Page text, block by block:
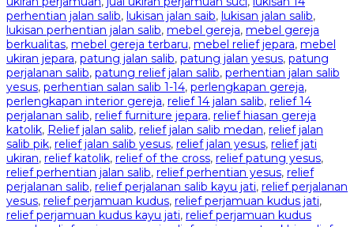
perhentian jalan salib, lukisan jalan saib, lukisan jalan salib,
lukisan perhentian jalan salib, mebel gereja, mebel gereja
berkualitas, mebel gereja terbaru, mebel relief jepara, mebel
ukiran jepara, patung jalan salib, patung jalan yesus, patung
perjalanan salib, patung relief jalan salib, perhentian jalan salib
yesus, perhentian salan salib 1-14, perlengkapan gereja,
perlengkapan interior gereja, relief 14 jalan salib, relief 14
perjalanan salib, relief furniture jepara, relief hiasan gereja
katolik, Relief jalan salib, relief jalan salib medan, relief jalan
salib pik, relief jalan salib yesus, relief jalan yesus, relief jati
ukiran, relief katolik, relief of the cross, relief patung yesus,
relief perhentian jalan salib, relief perhentian yesus, relief
perjalanan salib, relief perjalanan salib kayu jati, relief perjalanan
yesus, relief perjamuan kudus, relief perjamuan kudus jati,
relief perjamuan kudus kayu jati, relief perjamuan kudus